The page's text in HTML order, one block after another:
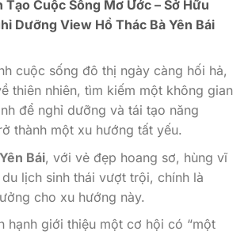
Cuộc Sống Mơ Ước – Sở Hữu
Dưỡng View Hồ Thác Bà Yên Bái
cuộc sống đô thị ngày càng hối hả,
thiên nhiên, tìm kiếm một không gian
để nghỉ dưỡng và tái tạo năng
thành một xu hướng tất yếu.
Bái, với vẻ đẹp hoang sơ, hùng vĩ
lịch sinh thái vượt trội, chính là
cho xu hướng này.
hạnh giới thiệu một cơ hội có “một